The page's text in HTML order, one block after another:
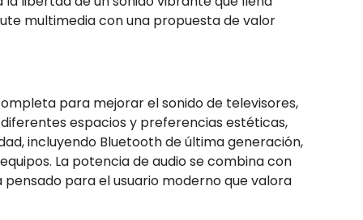
multimedia con una propuesta de valor
para mejorar el sonido de televisores,
espacios y preferencias estéticas,
incluyendo Bluetooth de última generación,
La potencia de audio se combina con
para el usuario moderno que valora